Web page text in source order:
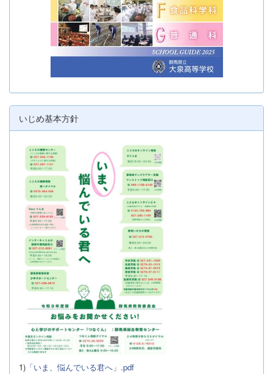
いじめ基本方針
1) 「いま、悩んでいる君へ」.pdf